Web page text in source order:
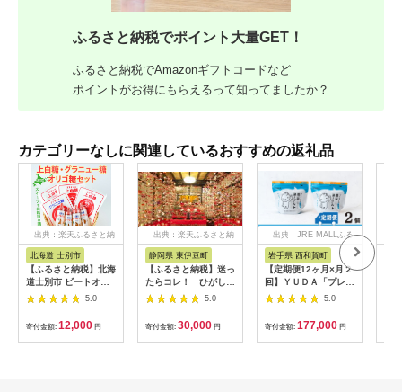
ふるさと納税でポイント大量GET！
ふるさと納税でAmazonギフトコードなど
ポイントがお得にもらえるって知ってましたか？
カテゴリーなしに関連しているおすすめの返礼品
出典：楽天ふるさと納
北海道 士別市
【ふるさと納税】北海
道士別市 ビートオリ
ゴ糖・砂糖セット (計
3種) 調味料 甘味料 砂
糖 上白糖 グラニュー
糖 ビートオリゴ糖 オ
リゴ糖 ビート 料理 お
5.0
寄付金額: 12,000 円
出典：楽天ふるさと納
静岡県 東伊豆町
【ふるさと納税】迷っ
たらコレ！ ひがしい
ず 満喫 宿泊 補助
券 （9千円分）
C001／静岡県 東伊
豆町
5.0
寄付金額: 30,000 円
出典：JRE MALLふる
さと納税
岩手県 西和賀町
【定期便12ヶ月×月２
回】ＹＵＤＡ「プレミ
アム湯田ヨーグルト」
プレーン ２個
5.0
寄付金額: 177,000 円